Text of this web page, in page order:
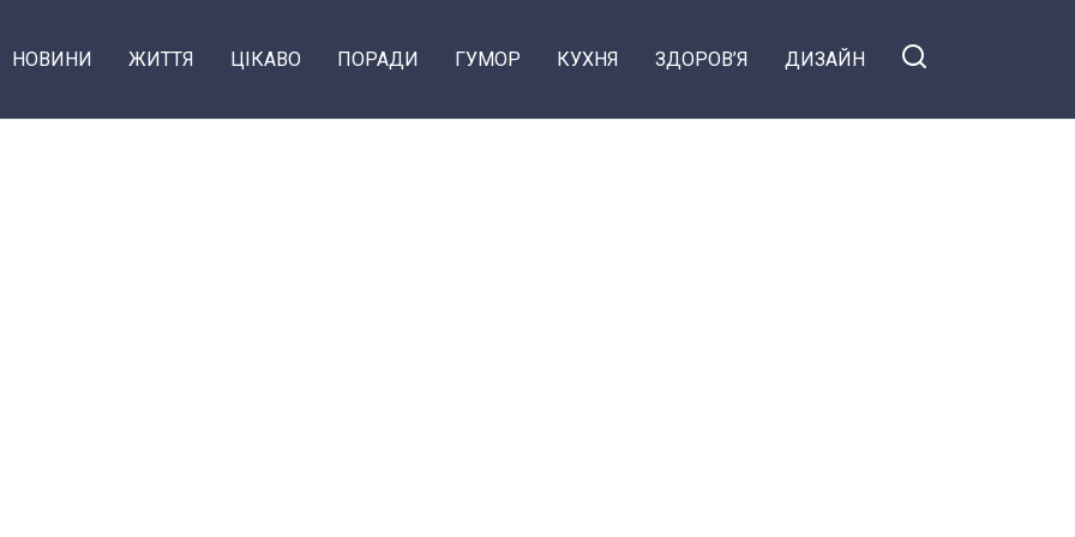
НОВИНИ ЖИТТЯ ЦІКАВО ПОРАДИ ГУМОР КУХНЯ ЗДОРОВ’Я ДИЗАЙН